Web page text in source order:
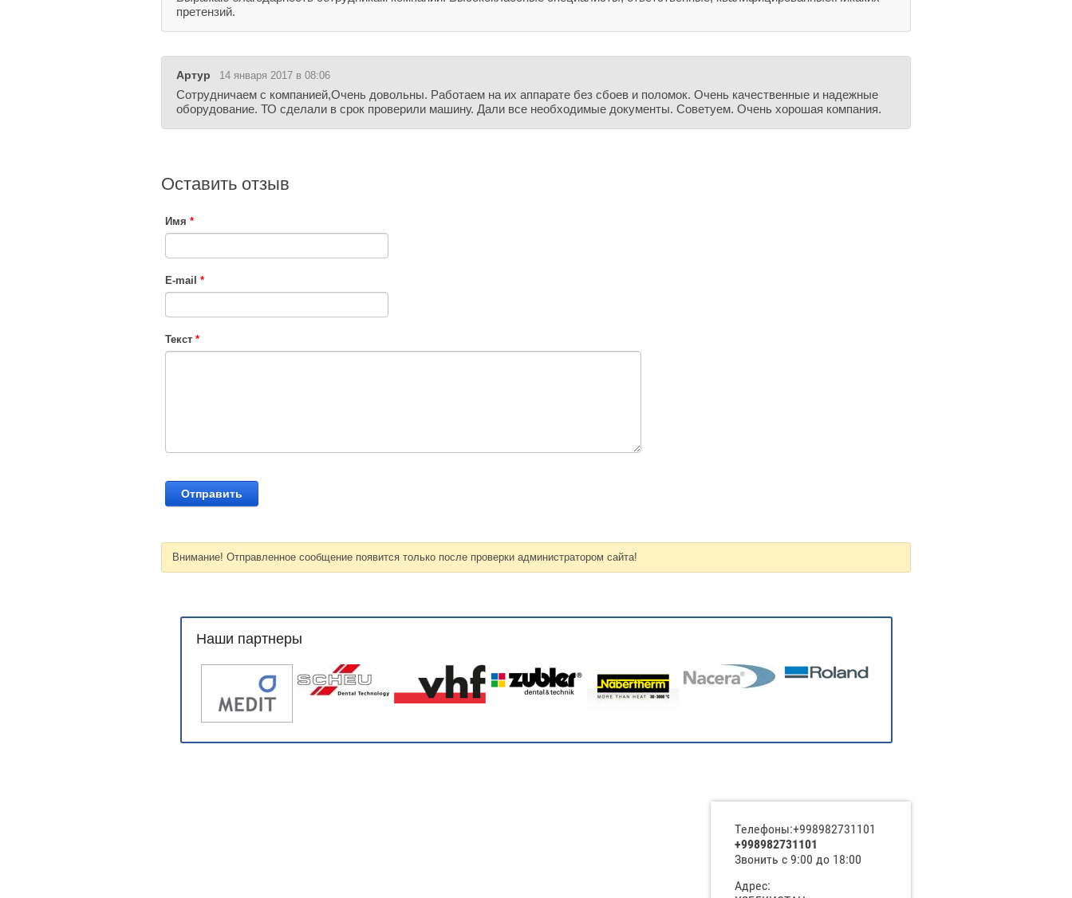
претензий.
Артур 14 января 2017 в 08:06
Сотрудничаем с компанией,Очень довольны. Работаем на их аппарате без сбоев и поломок. Очень качественные и надежные
оборудование. ТО сделали в срок проверили машину. Дали все необходимые документы. Советуем. Очень хорошая компания.
Оставить отзыв
Имя *
E-mail *
Текст *
Внимание! Отправленное сообщение появится только после проверки администратором сайта!
Наши партнеры
Телефоны:+998982731101
+998982731101
Звонить с 9:00 до 18:00
Адрес: